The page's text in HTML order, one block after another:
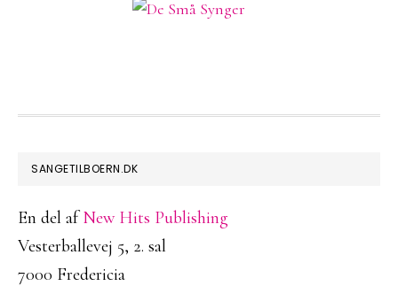
FOOTER
SANGETILBOERN.DK
En del afNew Hits Publishing
Vesterballevej 5, 2. sal
7000 Fredericia